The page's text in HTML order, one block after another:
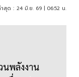
สุด : 24 มิ.ย. 69 | 06:52 น.
นพลังงาน